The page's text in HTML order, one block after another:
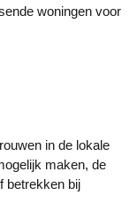
woningen voor
in de lokale
maken, de
betrekken bij